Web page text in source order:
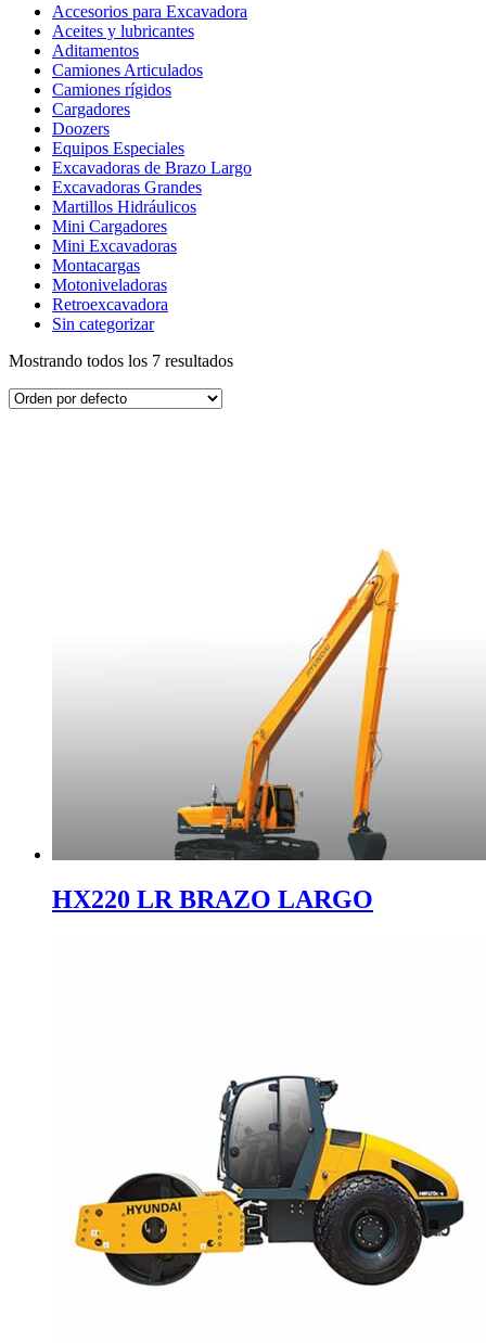
Accesorios para Excavadora
Aceites y lubricantes
Aditamentos
Camiones Articulados
Camiones rígidos
Cargadores
Doozers
Equipos Especiales
Excavadoras de Brazo Largo
Excavadoras Grandes
Martillos Hidráulicos
Mini Cargadores
Mini Excavadoras
Montacargas
Motoniveladoras
Retroexcavadora
Sin categorizar
Mostrando todos los 7 resultados
HX220 LR BRAZO LARGO